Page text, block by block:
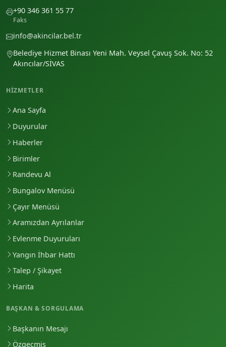
+90 346 361 55 77
Faks
info@akincilar.bel.tr
Belediye Hizmet Binası Yeni Mah. Veysel Çavuş Sok. No: 52
Akıncılar/SİVAS
HIZMETLER
Ana Sayfa
Duyurular
Haberler
Birimler
Randevu Al
Bungalov Menüsü
Çayır Menüsü
Aramızdan Ayrılanlar
Evlenme Duyuruları
Yangın İhbar Hattı
Talep / Şikayet
Harita
BAŞKAN & SORGULAMA
Başkanın Mesajı
Özgeçmiş